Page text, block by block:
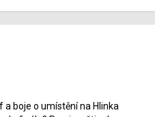
a boje o umístění na Hlinka